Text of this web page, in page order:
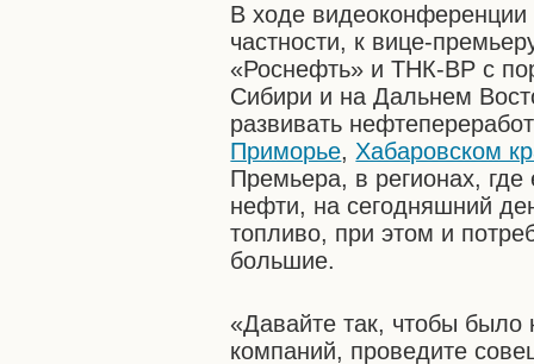
В ходе видеоконференции
частности, к вице-
«Роснефть» и ТНК-ВР с
Сибири и на Дальнем
развивать
Приморье, Хабаровском
Премьера, в регионах,
нефти, на сегодняшний
топливо, при этом и
большие.
«Давайте так, чтобы было
компаний, проведите